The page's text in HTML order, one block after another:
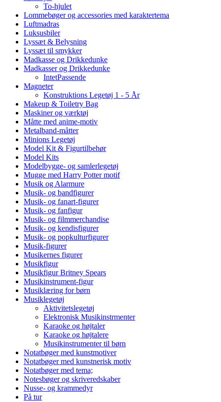
To-hjulet
Lommebøger og accessories med karaktertema
Luftmadras
Luksusbiler
Lyssæt & Belysning
Lyssæt til smykker
Madkasse og Drikkedunke
Madkasser og Drikkedunke
IntetPassende
Magneter
Konstruktions Legetøj 1 - 5 År
Makeup & Toiletry Bag
Maskiner og værktøj
Måtte med anime-motiv
Metalband-måtter
Minions Legetøj
Model Kit & Figurtilbehør
Model Kits
Modelbygge- og samlerlegetøj
Mugge med Harry Potter motif
Musik og Alarmure
Musik- og bandfigurer
Musik- og fanart-figurer
Musik- og fanfigur
Musik- og filmmerchandise
Musik- og kendisfigurer
Musik- og popkulturfigurer
Musik-figurer
Musikernes figurer
Musikfigur
Musikfigur Britney Spears
Musikinstrument-figur
Musiklæring for børn
Musiklegetøj
Aktivitetslegetøj
Elektronisk Musikinstrmenter
Karaoke og højtaler
Karaoke og højtalere
Musikinstrumenter til børn
Notatbøger med kunstmotiver
Notatbøger med kunstnerisk motiv
Notatbøger med tema;
Notesbøger og skriveredskaber
Nusse- og krammedyr
På tur